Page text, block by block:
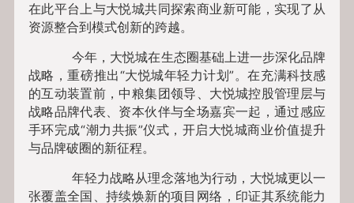
在此平台上与大悦城共同探索商业新可能，实现了从
资源整合到模式创新的跨越。
今年，大悦城在生态圈基础上进一步深化品牌
战略，重磅推出“大悦城年轻力计划”。在充满科技感
的互动装置前，中粮集团领导、大悦城控股管理层与
战略品牌代表、资本伙伴与全场嘉宾一起，通过感应
手环完成“潮力共振”仪式，开启大悦城商业价值提升
与品牌破圈的新征程。
年轻力战略从理念落地为行动，大悦城更以一
张覆盖全国、持续焕新的项目网络，印证其系统能力